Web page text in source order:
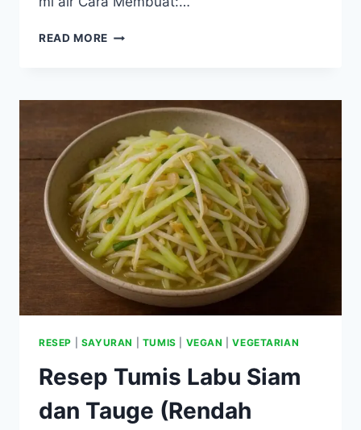
READ MORE RESEP
BENING
(VERSI
RAMAH
GINJAL)
RESEP SAYURAN TUMIS VEGAN |VEGETARIAN
Resep Tumis Labu Siam
dan Tauge (Rendah